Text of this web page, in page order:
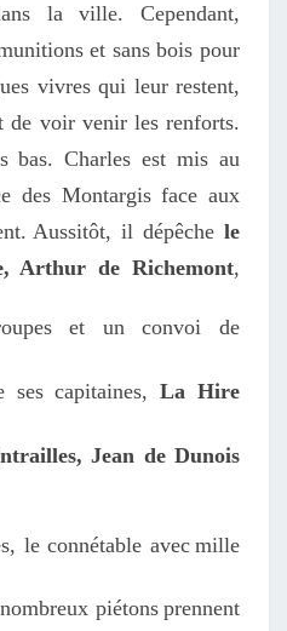
la ville. Cependant,
et sans bois pour
vivresqui leur restent,
de voir venir les renforts.
bas. Charles est mis au
des Montargis face aux
Aussitôt, il dépêche le
Arthur de Richemont,
et un convoi de
ses capitaines,La Hire
Jean de Dunois
le connétable avec mille
piétons prennent